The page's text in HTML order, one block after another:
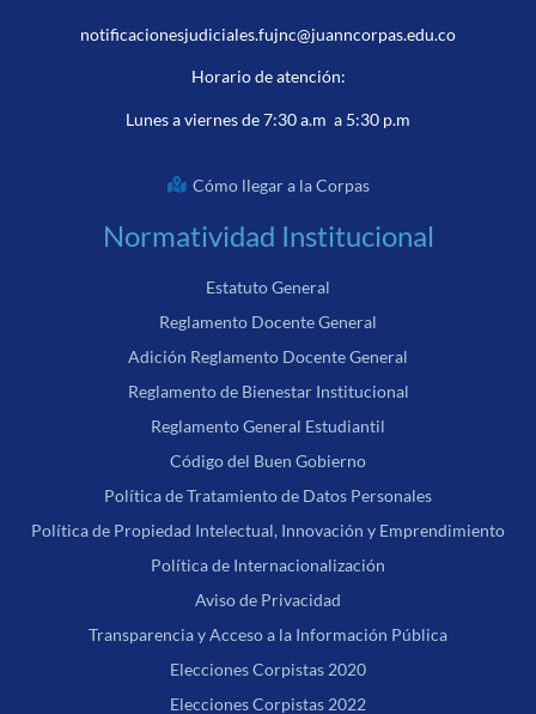
notificacionesjudiciales.fujnc@juanncorpas.edu.co
Horario de atención:
Lunes a viernes de 7:30 a.m a 5:30 p.m
Cómo llegar a la Corpas
Normatividad Institucional
Estatuto General
Reglamento Docente General
Adición Reglamento Docente General
Reglamento de Bienestar Institucional
Reglamento General Estudiantil
Código del Buen Gobierno
Política de Tratamiento de Datos Personales
Política de Propiedad Intelectual, Innovación y Emprendimiento
Política de Internacionalización
Aviso de Privacidad
Transparencia y Acceso a la Información Pública
Elecciones Corpistas 2020
Elecciones Corpistas 2022